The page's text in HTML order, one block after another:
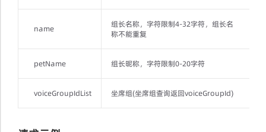
name
组长名称，字符限制4-32字符，组长名
称不能重复
petName 组长昵称，字符限制0-20字符
voiceGroupIdList 坐席组(坐席组查询返回voiceGroupId)